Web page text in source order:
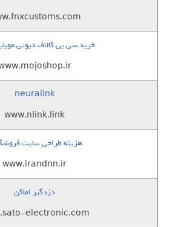
خرید سی پی کالاف دیوتی
neuralink
www.nlink.link
هزینه طراحی سایت
www.irandnn.ir
دزدگیر اماکن
electronic.com